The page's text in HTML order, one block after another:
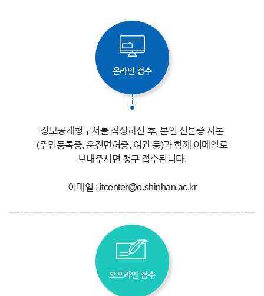
온라인 접수
정보공개청구서를 작성하신 후, 본인 신분증 사본
(주민등록증, 운전면허증, 여권 등)과 함께 이메일로
보내주시면 청구 접수됩니다.
이메일 : itcenter@o.shinhan.ac.kr
오프라인 접수